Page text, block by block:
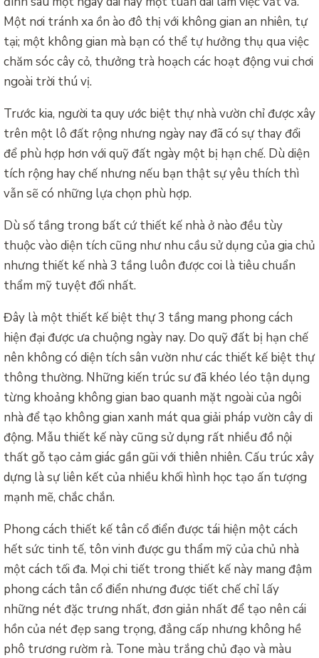
Một nơi tránh xa ồn ào đô thị với không gian an nhiên, tự
tại; một không gian mà bạn có thể tự hưởng thụ qua việc
chăm sóc cây cỏ, thưởng trà hoạch các hoạt động vui chơi
ngoài trời thú vị.
Trước kia, người ta quy ước biệt thự nhà vườn chỉ được xây
trên một lô đất rộng nhưng ngày nay đã có sự thay đổi
để phù hợp hơn với quỹ đất ngày một bị hạn chế. Dù diện
tích rộng hay chế nhưng nếu bạn thật sự yêu thích thì
vẫn sẽ có những lựa chọn phù hợp.
Dù số tầng trong bất cứ thiết kế nhà ở nào đều tùy
thuộc vào diện tích cũng như nhu cầu sử dụng của gia chủ
nhưng thiết kế nhà 3 tầng luôn được coi là tiêu chuẩn
thẩm mỹ tuyệt đối nhất.
Đây là một thiết kế biệt thự 3 tầng mang phong cách
hiện đại được ưa chuộng ngày nay. Do quỹ đất bị hạn chế
nên không có diện tích sân vườn như các thiết kế biệt thự
thông thường. Những kiến trúc sư đã khéo léo tận dụng
từng khoảng không gian bao quanh mặt ngoài của ngôi
nhà để tạo không gian xanh mát qua giải pháp vườn cây di
động. Mẫu thiết kế này cũng sử dụng rất nhiều đồ nội
thất gỗ tạo cảm giác gần gũi với thiên nhiên. Cấu trúc xây
dựng là sự liên kết của nhiều khối hình học tạo ấn tượng
mạnh mẽ, chắc chắn.
Phong cách thiết kế tân cổ điển được tái hiện một cách
hết sức tinh tế, tôn vinh được gu thẩm mỹ của chủ nhà
một cách tối đa. Mọi chi tiết trong thiết kế này mang đậm
phong cách tân cổ điển nhưng được tiết chế chỉ lấy
những nét đặc trưng nhất, đơn giản nhất để tạo nên cái
hồn của nét đẹp sang trọng, đẳng cấp nhưng không hề
phô trương rườm rà. Tone màu trắng chủ đạo và màu